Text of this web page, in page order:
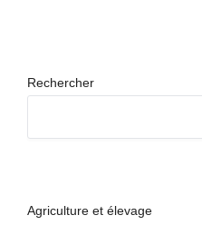
Rechercher
Agriculture et élevage